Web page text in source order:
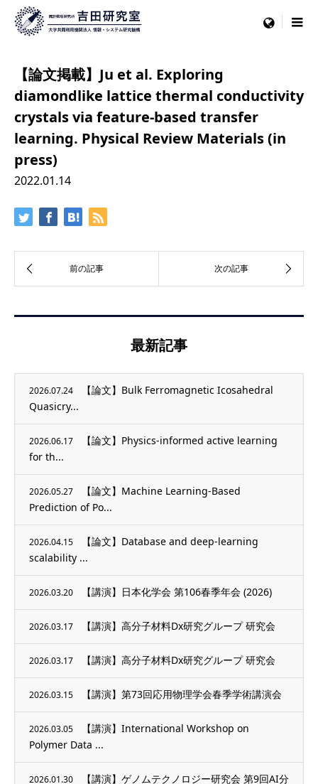
menu
【論文掲載】Ju et al. Exploring
diamondlike lattice thermal conductivity
crystals via feature-based transfer
learning. Physical Review Materials (in
press)
2022.01.14
最新記事
2026.07.24
【論文】Bulk Ferromagnetic Icosahedral
Quasicry...
2026.06.17
【論文】Physics-informed active learning
for th...
2026.05.27
【論文】Machine Learning-Based
Prediction of Po...
2026.04.15
【論文】Database and deep-learning
scalability ...
2026.03.20 【講演】日本化学会 第106春季年会 (2026)
2026.03.17 【講演】高分子材料Dx研究グループ 研究会
2026.03.17 【講演】高分子材料Dx研究グループ 研究会
2026.03.15 【講演】第73回応用物理学会春季学術講演会
2026.03.05
【講演】International Workshop on
Polymer Data ...
2026.01.30
【講演】ゲノムテクノロジー研究会 第9回AI分